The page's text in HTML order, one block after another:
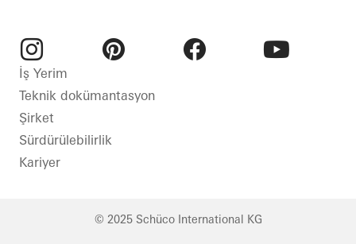
Cepheler
ve
koruması
Güvenlik
Instagram
İş Yerim
Teknik dokümantasyon
Şirket
Sürdürülebilirlik
Kariyer
© 2025 Schüco International KG